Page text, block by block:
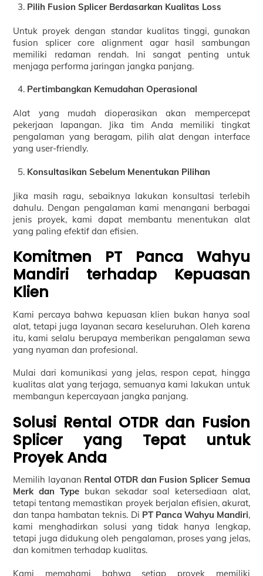
Pilih Fusion Splicer Berdasarkan Kualitas Loss
Untuk proyek dengan standar kualitas tinggi, gunakan
fusion splicer core alignment agar hasil sambungan
memiliki redaman rendah. Ini sangat penting untuk
menjaga performa jaringan jangka panjang.
Pertimbangkan Kemudahan Operasional
Alat yang mudah dioperasikan akan mempercepat
pekerjaan lapangan. Jika tim Anda memiliki tingkat
pengalaman yang beragam, pilih alat dengan interface
yang user-friendly.
Konsultasikan Sebelum Menentukan Pilihan
Jika masih ragu, sebaiknya lakukan konsultasi terlebih
dahulu. Dengan pengalaman kami menangani berbagai
jenis proyek, kami dapat membantu menentukan alat
yang paling efektif dan efisien.
Komitmen PT Panca Wahyu
Mandiri terhadap Kepuasan
Klien
Kami percaya bahwa kepuasan klien bukan hanya soal
alat, tetapi juga layanan secara keseluruhan. Oleh karena
itu, kami selalu berupaya memberikan pengalaman sewa
yang nyaman dan profesional.
Mulai dari komunikasi yang jelas, respon cepat, hingga
kualitas alat yang terjaga, semuanya kami lakukan untuk
membangun kepercayaan jangka panjang.
Solusi Rental OTDR dan Fusion
Splicer yang Tepat untuk
Proyek Anda
Memilih layanan Rental OTDR dan Fusion Splicer Semua
Merk dan Typebukan sekadar soal ketersediaan alat,
tetapi tentang memastikan proyek berjalan efisien, akurat,
dan tanpa hambatan teknis. Di PT Panca Wahyu Mandiri,
kami menghadirkan solusi yang tidak hanya lengkap,
tetapi juga didukung oleh pengalaman, proses yang jelas,
dan komitmen terhadap kualitas.
Kami memahami bahwa setiap proyek memiliki